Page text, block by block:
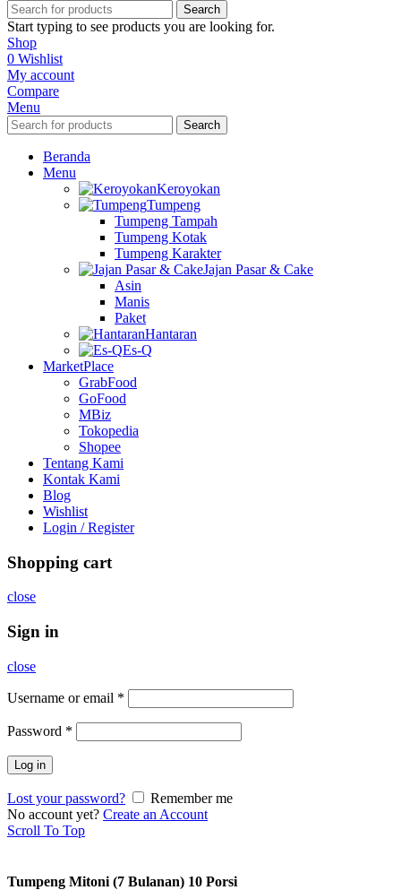
Search
Start typing to see products you are looking for.
Shop
0 Wishlist
My account
Compare
Menu
Search
Beranda
Menu
Keroyokan
Tumpeng
Tumpeng Tampah
Tumpeng Kotak
Tumpeng Karakter
Jajan Pasar & Cake
Asin
Manis
Paket
Hantaran
Es-Q
MarketPlace
GrabFood
GoFood
MBiz
Tokopedia
Shopee
Tentang Kami
Kontak Kami
Blog
Wishlist
Login / Register
Shopping cart
close
Sign in
close
Username or email *
Password *
Log in
Lost your password?
Remember me
No account yet? Create an Account
Scroll To Top
Tumpeng Mitoni (7 Bulanan) 10 Porsi